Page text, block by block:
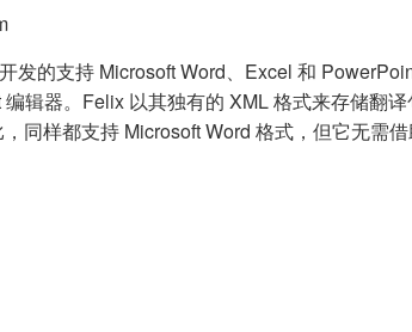
发的支持 Microsoft Word、Excel 和
辑器。Felix 以其独有的 XML 格式来存储翻
同样都支持 Microsoft Word 格式，但它无需